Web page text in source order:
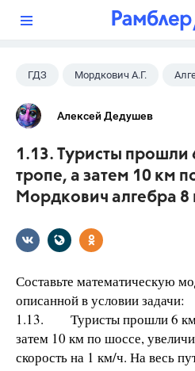
ГДЗ Мордкович А.Г.
Алексей Дедушев
1.13. Туристы прошли
тропе, а затем 10 км
Мордкович алгебра 8
Составьте математическую
описанной в условии задачи:
1.13. Туристы прошли 6 км
затем 10 км по шоссе,
скорость на 1 км/ч. На весь